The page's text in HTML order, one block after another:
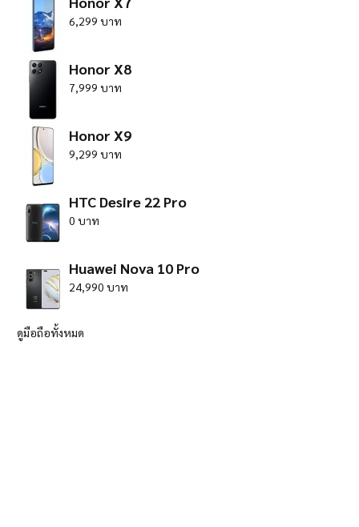
6,299 บาท
Honor X8
7,999 บาท
Honor X9
9,299 บาท
HTC Desire 22 Pro
0 บาท
Huawei Nova 10 Pro
24,990 บาท
ดูมือถือทั้งหมด